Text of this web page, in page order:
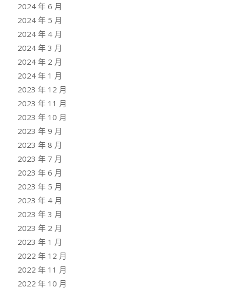
2024 年 6 月
2024 年 5 月
2024 年 4 月
2024 年 3 月
2024 年 2 月
2024 年 1 月
2023 年 12 月
2023 年 11 月
2023 年 10 月
2023 年 9 月
2023 年 8 月
2023 年 7 月
2023 年 6 月
2023 年 5 月
2023 年 4 月
2023 年 3 月
2023 年 2 月
2023 年 1 月
2022 年 12 月
2022 年 11 月
2022 年 10 月